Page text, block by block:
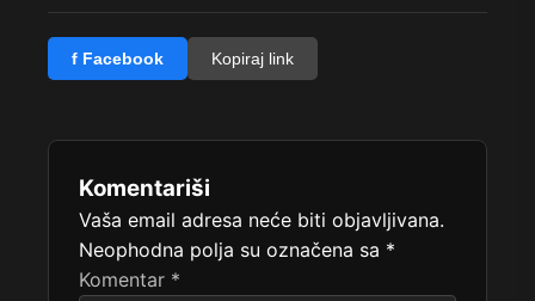
f Facebook Kopiraj link
Komentariši
Vaša email adresa neće biti objavljivana.
Neophodna polja su označena sa *
Komentar *